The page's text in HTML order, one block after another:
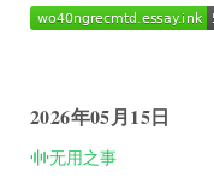
2026年05月15日
无用之事